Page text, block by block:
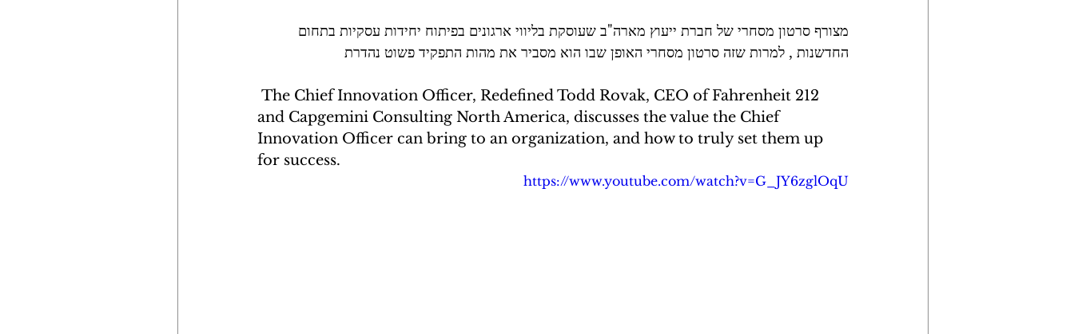
מצורף סרטון מסחרי של חברת ייעוץ מארה"ב שעוסקת בליווי ארגונים בפיתוח יחידות עסקיות בתחום
החדשנות , למרות שזה סרטון מסחרי האופן שבו הוא מסביר את מהות התפקיד פשוט נהדרת
and Capgemini Consulting North America, discusses the value the Chief
Innovation Officer can bring to an organization, and how to truly set them up
for success.
https://www.youtube.com/watch?v=G_JY6zglOqU